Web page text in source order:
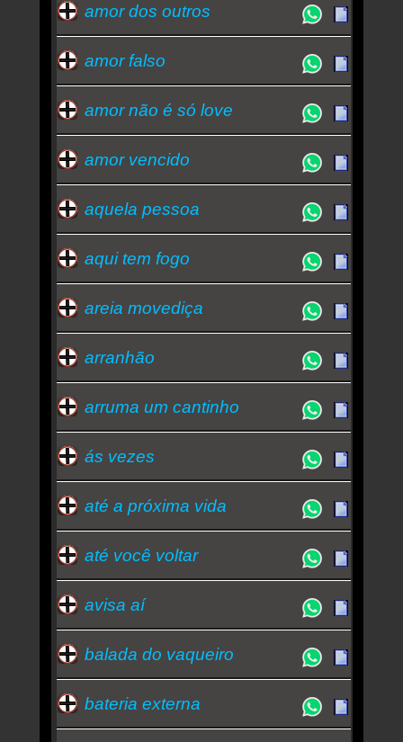
amor dos outros
amor falso
amor não é só love
amor vencido
aquela pessoa
aqui tem fogo
areia movediça
arranhão
arruma um cantinho
ás vezes
até a próxima vida
até você voltar
avisa aí
balada do vaqueiro
bateria externa